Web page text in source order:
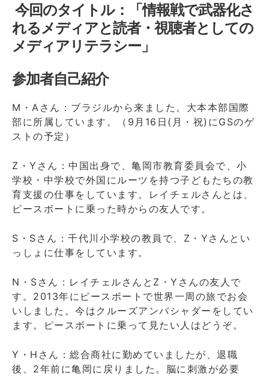
今回のタイトル：「情報戦で武器化さ
れるメディアと読者・視聴者としての
メディアリテラシー」
参加者自己紹介
M・Aさん：ブラジルから来ました。大本本部国際
部に所属しています。（9月16日(月・祝)にGSのゲ
ストの予定）
Z・Yさん：中国出身で、亀岡市教育委員会で、小
学校・中学校で外国にルーツを持つ子どもたちの教
育支援の仕事をしています。レイチェルさんとは、
ピースボートに乗った時からの友人です。
S・Sさん：千代川小学校の教員で、Z・Yさんとい
っしょに仕事をしています。
N・Sさん：レイチェルさんとZ・Yさんの友人で
す。2013年にピースボートで世界一周の旅でお会
いしました。今はクルーズアンバシャダーをしてい
ます。ピースボートに乗って見たい人はどうぞ。
Y・Hさん：総合商社に勤めていましたが、退職
後、2年前に亀岡に戻りました。脳に刺激が必要